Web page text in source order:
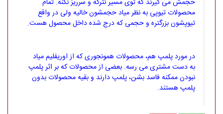
حجمش می گیرند که توی مسیر نترکه و سرریز نکنه. تمام
محصولات تیوپی به نظر میاد حجمشون خالیه ولی در واقع
تیوپشون بزرگتره و حجمی که درج شده داخل محصول هست.
در مورد پلمپ هم، محصولات همونجوری که از اوریفلیم میاد
به دست مشتری می رسه. بعضی از محصولات که بر اثر پلمپ
نبودن ممکنه فاسد بشن، پلمپ دارند و بقیه محصولات بدون
پلمپ هستند.